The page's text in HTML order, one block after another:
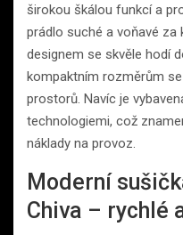
širokou škálou funkcí a
prádlo suché a voňavé za
designem se skvěle hodí
kompaktním rozměrům
prostorů. Navíc je
technologiemi, což
náklady na provoz.
Moderní
Chiva – rychlé